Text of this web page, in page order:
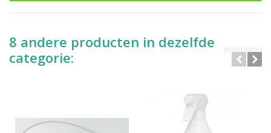
8 andere producten in dezelfde
categorie: